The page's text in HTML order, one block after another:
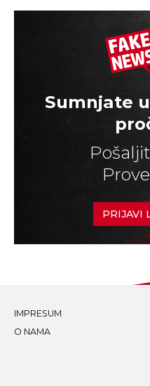
Sumnjate
PRIJAVI
IMPRESUM
O NAMA